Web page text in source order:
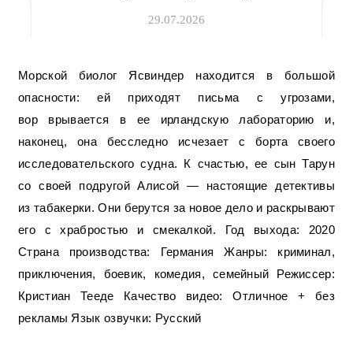
29.07.2026
Морской биолог Ясвиндер находится в большой
опасности: ей приходят письма с угрозами,
вор врывается в ее ирландскую лабораторию и,
наконец, она бесследно исчезает с борта своего
исследовательского судна. К счастью, ее сын Тарун
со своей подругой Алисой — настоящие детективы
из табакерки. Они берутся за новое дело и раскрывают
его с храбростью и смекалкой. Год выхода: 2020
Страна производства: Германия Жанры: криминал,
приключения, боевик, комедия, семейный Режиссер:
Кристиан Тееде Качество видео: Отличное + без
рекламы Язык озвучки: Русский